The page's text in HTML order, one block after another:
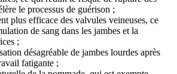
le processus de guérison ;
plus efficace des valvules veineuses, ce
de sang dans les jambes et la
;
désagréable de jambes lourdes après
fatigante ;